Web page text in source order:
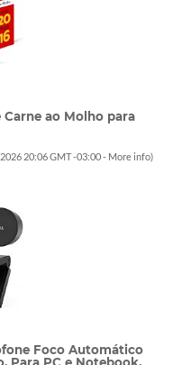
ao Molho para
20:06 GMT -03:00 - More info)
Foco Automático
Para PC e Notebook,